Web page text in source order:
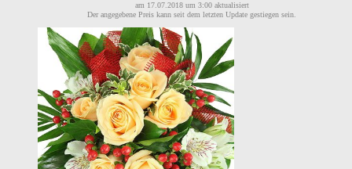
am 17.07.2018 um 3:00 aktualisiert
Der angegebene Preis kann seit dem letzten Update gestiegen sein.